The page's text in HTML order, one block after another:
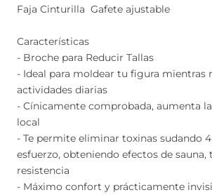
Faja Cinturilla Gafete ajustable
Características
- Broche para Reducir Tallas
- Ideal para moldear tu figura mientras
actividades diarias
- Cínicamente comprobada, aumenta
local
- Te permite eliminar toxinas sudando
esfuerzo, obteniendo efectos de sauna,
resistencia
- Máximo confort y prácticamente